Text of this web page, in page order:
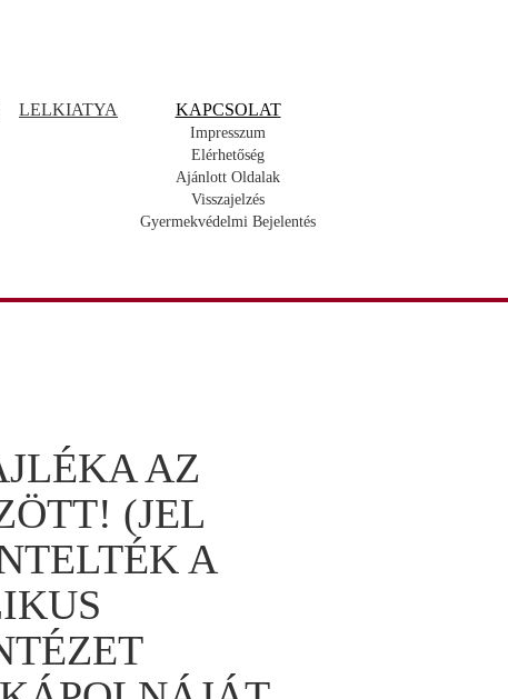
LELKIATYA KAPCSOLAT
Impresszum
Elérhetőség
Ajánlott Oldalak
Visszajelzés
Gyermekvédelmi Bejelentés
AZ
(JEL
A